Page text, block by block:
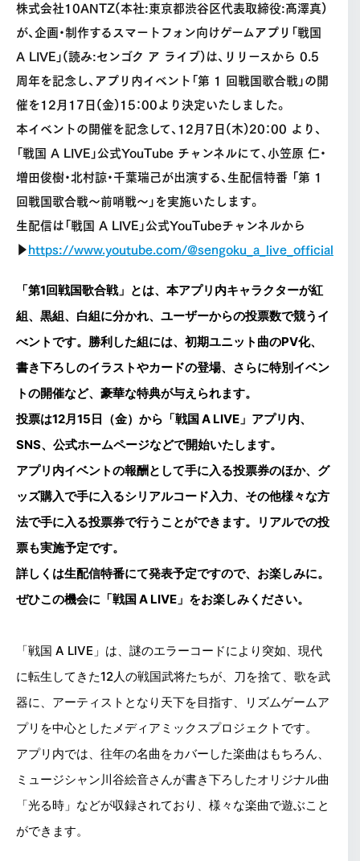
株式会社10ANTZ(本社:東京都渋谷区代表取締役:髙澤真)
が、企画・制作するスマートフォン向けゲームアプリ「戦国
A LIVE」(読み:センゴク ア ライブ)は、リリースから 0.5
周年を記念し、アプリ内イベント「第 1 回戦国歌合戦」の開
催を12月17日(金)15：00より決定いたしました。
本イベントの開催を記念して、12月7日(木)20：00 より、
「戦国 A LIVE」公式YouTube チャンネルにて、小笠原 仁・
増田俊樹・北村諒・千葉瑞己が出演する、生配信特番 「第 1
回戦国歌合戦〜前哨戦〜」を実施いたします。
生配信は「戦国 A LIVE」公式YouTubeチャンネルから
▶️https://www.youtube.com/@sengoku_a_live_official
「第1回戦国歌合戦」とは、本アプリ内キャラクターが紅
組、黒組、白組に分かれ、ユーザーからの投票数で競うイ
べントです。勝利した組には、初期ユニット曲のPV化、
書き下ろしのイラストやカードの登場、さらに特別イベン
トの開催など、豪華な特典が与えられます。
投票は12月15日（金）から「戦国 A LIVE」アプリ内、
SNS、公式ホームページなどで開始いたします。
アプリ内イベントの報酬として手に入る投票券のほか、グ
ッズ購入で手に入るシリアルコード入力、その他様々な方
法で手に入る投票券で行うことができます。リアルでの投
票も実施予定です。
詳しくは生配信特番にて発表予定ですので、お楽しみに。
ぜひこの機会に「戦国 A LIVE」をお楽しみください。
「戦国 A LIVE」は、謎のエラーコードにより突如、現代
に転生してきた12人の戦国武将たちが、刀を捨て、歌を武
器に、アーティストとなり天下を目指す、リズムゲームア
プリを中心としたメディアミックスプロジェクトです。
アプリ内では、往年の名曲をカバーした楽曲はもちろん、
ミュージシャン川谷絵音さんが書き下ろしたオリジナル曲
「光る時」などが収録されており、様々な楽曲で遊ぶこと
ができます。